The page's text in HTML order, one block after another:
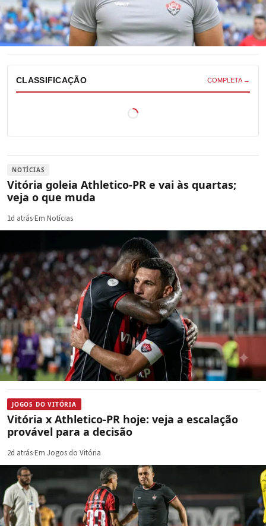
CLASSIFICAÇÃO COMPLETA →
NOTÍCIAS
Vitória goleia Athletico-PR e vai às quartas;
veja o que muda
1d atrás·Em Notícias
JOGOS DO VITÓRIA
Vitória x Athletico-PR hoje: veja a escalação
provável para a decisão
2d atrás·Em Jogos do Vitória